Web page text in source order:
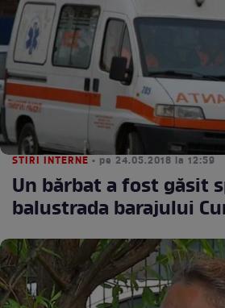
STIRI INTERNE • pe 24.05.2018 la 12:59
Un bărbat a fost găsit
balustrada barajului